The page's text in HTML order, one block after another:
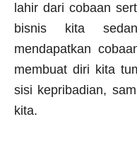
lahir dari cobaan
bisnis kita
mendapatkan
membuat diri kita
sisi kepribadian,
kita.